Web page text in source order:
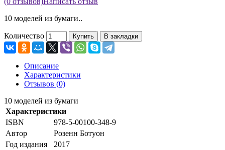
10 моделей из бумаги..
Количество Купить В закладки
Описание
Характеристики
Отзывов (0)
10 моделей из бумаги
Характеристики
ISBN
978-5-00100-348-9
Автор
Розенн Ботуон
Год издания
2017